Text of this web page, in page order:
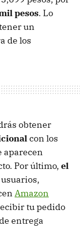
pesos. Lo
un
de los
obtener
con los
aparecen
Por último, el
Amazon
tu pedido
entrega